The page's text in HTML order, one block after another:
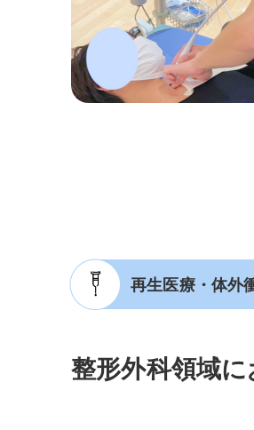
再生医療・体外
整形外科領域